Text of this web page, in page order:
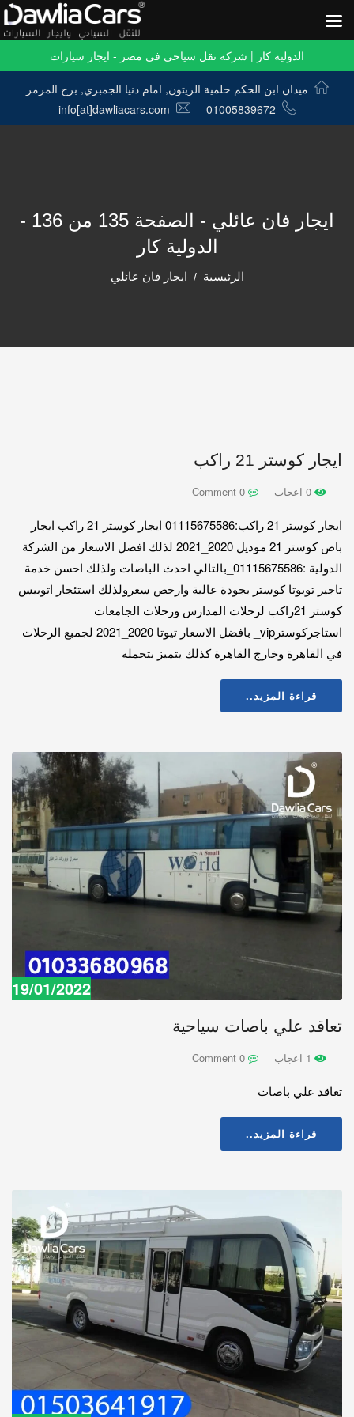
الدولية كار | شركة نقل سياحي في مصر - ايجار سيارات
ميدان ابن الحكم حلمية الزيتون, امام دنيا الجمبري, برج المرمر
01005839672
info[at]dawliacars.com
ايجار فان عائلي - الصفحة 135 من 136 -
الدولية كار
الرئيسية ايجار فان عائلي
ايجار كوستر 21 راكب
ايجار كوستر 21 راكب:01115675586 ايجار كوستر 21 راكب ايجار
باص كوستر 21 موديل 2020_2021 لذلك افضل الاسعار من الشركة
الدولية :01115675586_بالتالي احدث الباصات ولذلك احسن خدمة
تاجير تويوتا كوستر بجودة عالية وارخص سعرولذلك استئجار اتوبيس
كوستر 21راكب لرحلات المدارس ورحلات الجامعات
استاجركوسترvip_ بافضل الاسعار تيوتا 2020_2021 لجمبع الرحلات
في القاهرة وخارج القاهرة كذلك يتميز بتحمله
قراءة المزيد..
19/01/2022
تعاقد علي باصات سياحية
تعاقد علي باصات
قراءة المزيد..